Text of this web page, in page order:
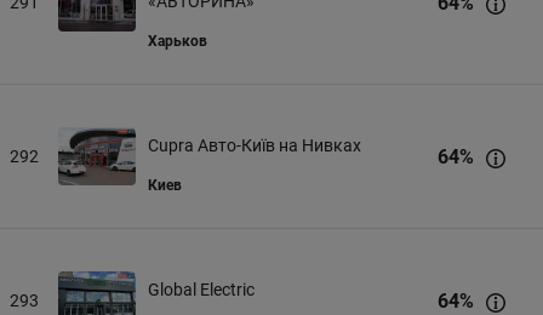
Харьков
292
Cupra Авто-Київ на Нивках
Киев
64%
293
Global Electric 64%